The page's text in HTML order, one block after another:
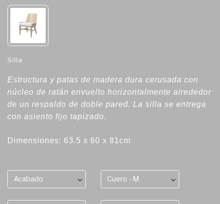
Silla
Estructura y patas de madera dura cerusada con
núcleo de ratán envuelto horizontalmente alrededor
de un respaldo de doble pared. La silla se entrega
con asiento fijo tapizado.
Dimensiones: 63.5 x 60 x 81cm
Acabado Cuero - M